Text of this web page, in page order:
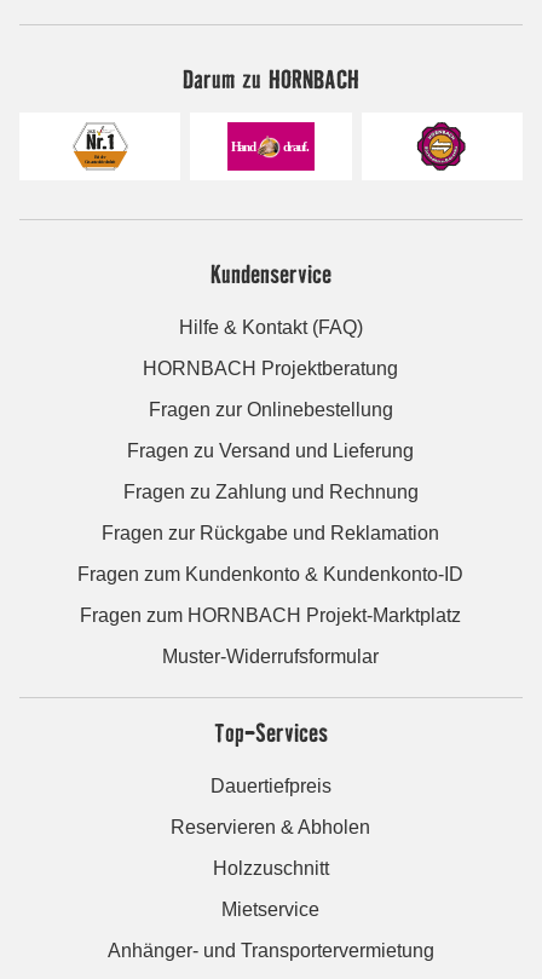
Darum zu HORNBACH
Kundenservice
Hilfe & Kontakt (FAQ)
HORNBACH Projektberatung
Fragen zur Onlinebestellung
Fragen zu Versand und Lieferung
Fragen zu Zahlung und Rechnung
Fragen zur Rückgabe und Reklamation
Fragen zum Kundenkonto & Kundenkonto-ID
Fragen zum HORNBACH Projekt-Marktplatz
Muster-Widerrufsformular
Top-Services
Dauertiefpreis
Reservieren & Abholen
Holzzuschnitt
Mietservice
Anhänger- und Transportervermietung